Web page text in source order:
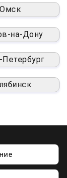
Омск
на-Дону